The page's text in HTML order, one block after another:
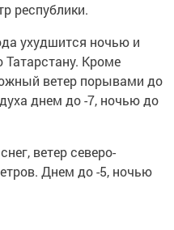
республики.
ухудшится ночью и
Кроме
ветер порывами до
днем до -7, ночью до
ветер северо-
Днем до -5, ночью